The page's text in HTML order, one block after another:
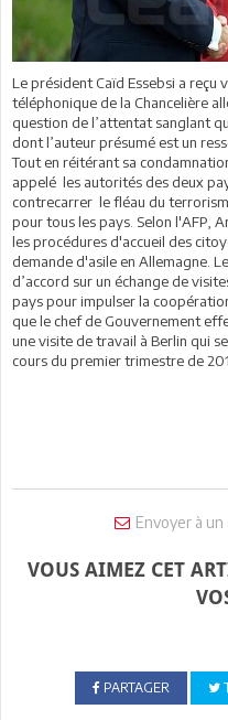
Le président Caïd Essebsi a reçu
téléphonique de la Chancelière
question de l’attentat sanglant
dont l’auteur présumé est un
Tout en réitérant sa
appelé les autorités des deux
contrecarrer le fléau du
pour tous les pays. Selon l'AFP,
les procédures d'accueil des
demande d'asile en Allemagne.
d’accord sur un échange de
pays pour impulser la
que le chef de Gouvernement
une visite de travail à Berlin qui
cours du premier trimestre de
Envoyer à un
VOUS AIMEZ CET
PARTAGER